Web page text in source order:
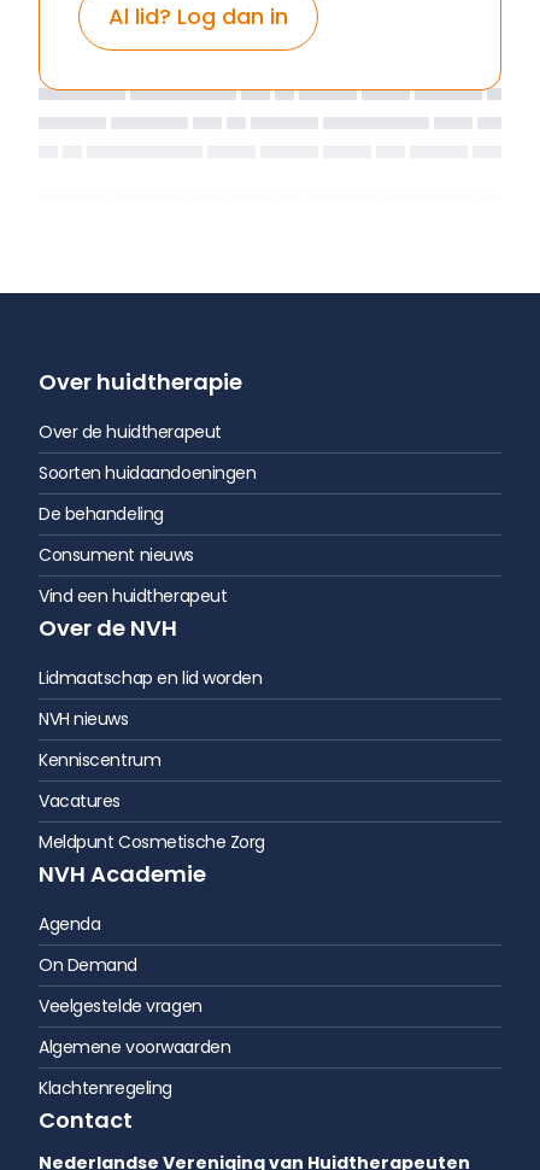
Al lid? Log dan in
Over huidtherapie
Over de huidtherapeut
Soorten huidaandoeningen
De behandeling
Consument nieuws
Vind een huidtherapeut
Over de NVH
Lidmaatschap en lid worden
NVH nieuws
Kenniscentrum
Vacatures
Meldpunt Cosmetische Zorg
NVH Academie
Agenda
On Demand
Veelgestelde vragen
Algemene voorwaarden
Klachtenregeling
Contact
Nederlandse Vereniging van Huidtherapeuten